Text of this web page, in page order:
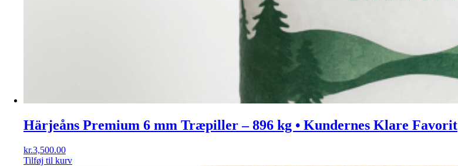
Härjeåns Premium 6 mm Træpiller – 896 kg • Kundernes Klare Favorit
kr.3,500.00
Tilføj til kurv